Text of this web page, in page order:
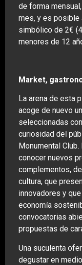
de forma
mes, y es posible
simbólico de 2€
menores de 12
Market,
La arena de esta
acoge de nuevo
seleccionadas
curiosidad del
Monumental
conocer nuevos
complementos,
cultura, que
innovadores y
economía
convocatorias
propuestas de
Una suculenta
degustar en